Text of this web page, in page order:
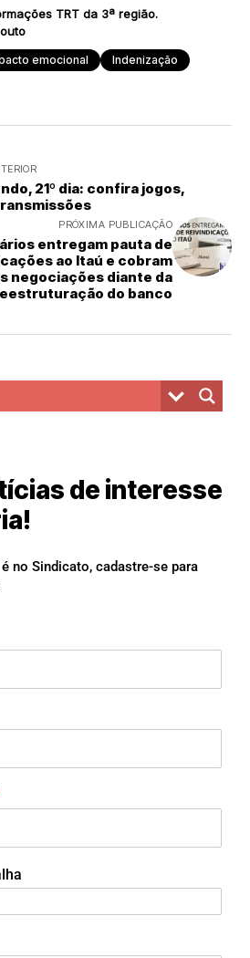
TRT da 3ª região.
emocional
Indenização
21º dia: confira jogos,
PRÓXIMA PUBLICAÇÃO
entregam pauta de
ao Itaú e cobram
negociações diante da
do banco
de interesse
no Sindicato, cadastre-se para